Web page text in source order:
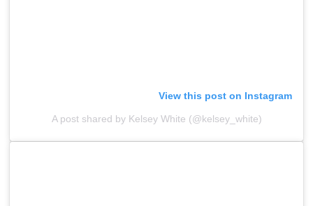
View this post on Instagram
A post shared by Kelsey White (@kelsey_white)